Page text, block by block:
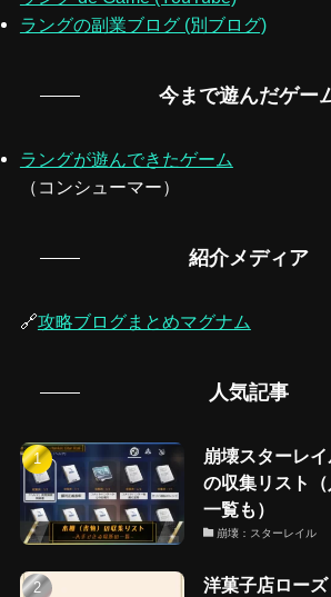
ラングの副業ブログ (別ブログ)
今まで遊んだゲー
ラングが遊んできたゲーム
（コンシューマー）
紹介メディア
🔗攻略ブログまとめマグナム
人気記事
崩壊スターレイ
の収集リスト
一覧も）
崩壊：スターレイル
洋菓子店ロー